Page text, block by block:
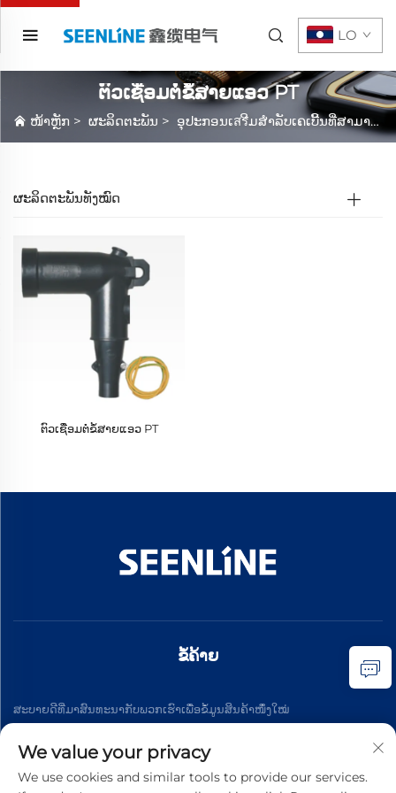
LO
ຕົວເຊື່ອມຕໍ່ຂໍ້ສາຍແອວ PT
ໜ້າຫຼັກ > ຜະລິດຕະພັນ > ອຸປະກອນເสรີມສໍາລັບເຄເບີ້ນທີ່ສາມາດແຍກໄດ້
ຜະລິດຕະພັນທັງໝົດ
ຕົວເຊື່ອມຕໍ່ຂໍ້ສາຍແອວ PT
ຂໍ້ຄ້າຍ
ສະບາຍດີທີ່ມາສົນທະນາກັບພວກເຮົາເພື່ອຂໍ້ມູນສິນຄ້າໜຶ່ງໃໝ່
ສະແດງສູດ
We value your privacy
We use cookies and similar tools to provide our services.